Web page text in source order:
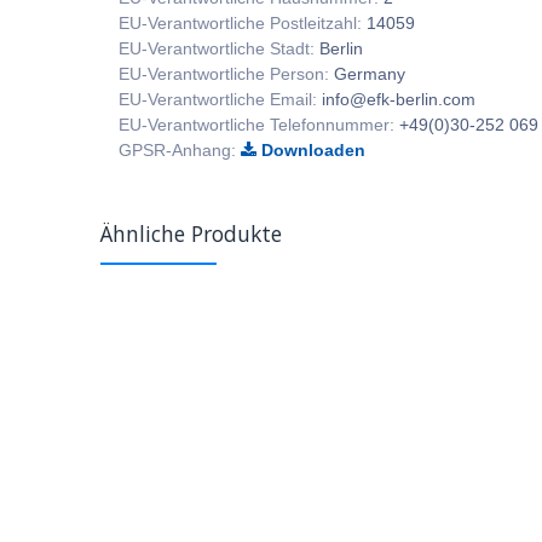
EU-Verantwortliche Postleitzahl: 14059
EU-Verantwortliche Stadt: Berlin
EU-Verantwortliche Person: Germany
EU-Verantwortliche Email: info@efk-berlin.com
EU-Verantwortliche Telefonnummer: +49(0)30-252 069
GPSR-Anhang:
Downloaden
Ähnliche Produkte